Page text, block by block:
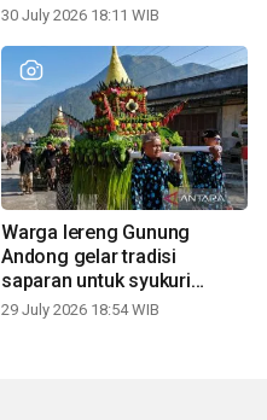
30 July 2026 18:11 WIB
Warga lereng Gunung
Andong gelar tradisi
saparan untuk syukuri
panen
29 July 2026 18:54 WIB